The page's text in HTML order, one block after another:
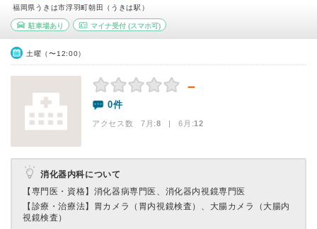
福岡県うきは市浮羽町朝田（うきは駅）
駐車場あり マイナ受付(スマホ可)
土曜（〜12:00）
－
0件
アクセス数 7月:8 | 6月:12
消化器内科について
【専門医・資格】 消化器病専門医、消化器内視鏡専門医
【診療・治療法】 胃カメラ（胃内視鏡検査）、大腸カメラ（大腸内
視鏡検査）